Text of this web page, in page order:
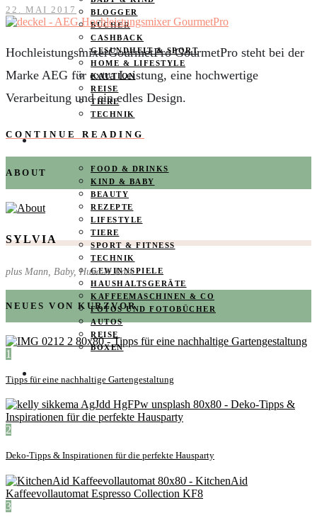
BLOGGER
BÜCHER
CASHBACK
GESUNDHEIT & SPORT
HOME & LIFESTYLE
KAUTION
REISE
TIERE
TECHNIK
KATEGORIEN
FOOD & DRINKS
KIND & BABY
BEAUTY
REZEPTE
LIFESTYLE
TIERE
SPORT & FITNESS
TECHNIK
GEWINNSPIELE
HAUSHALTSGERÄTE
KAFFEEMASCHINEN & CO
FOTOS UND FOTOBÜCHER
AUTOS
REISE
BOXEN
KIND & KEGEL
22. MAI 2017
HochleistungsmixerGourmetPro GourmetPro steht bei der
Marke AEG für extra Leistung, eine hochwertige
Verarbeitung und ein edles Design.
CONTINUE READING
ABOUT
SYLVIA
plus Mann, Baby, Hund & Katz
NEUES VON KURZVOR
1
Tipps für eine nachhaltige Gartengestaltung
2
Deko-Tipps & Inspirationen für die perfekte Hausparty
3